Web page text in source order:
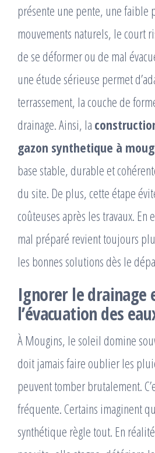
présente une pente, une faible
mouvements naturels, le court
de se déformer ou de mal
une étude sérieuse permet
terrassement, la couche de
drainage. Ainsi, la
gazon synthetique à
base stable, durable et
du site. De plus, cette étape
coûteuses après les travaux. En
mal préparé revient toujours
les bonnes solutions dès le
Ignorer le drainage
l’évacuation des
À Mougins, le soleil domine
doit jamais faire oublier les
peuvent tomber brutalement.
fréquente. Certains imaginent
synthétique règle tout. En